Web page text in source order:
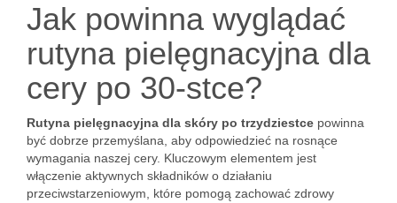
Jak powinna wyglądać
rutyna pielęgnacyjna dla
cery po 30-stce?
Rutyna pielęgnacyjna dla skóry po trzydziestce powinna
być dobrze przemyślana, aby odpowiedzieć na rosnące
wymagania naszej cery. Kluczowym elementem jest
włączenie aktywnych składników o działaniu
przeciwstarzeniowym, które pomogą zachować zdrowy